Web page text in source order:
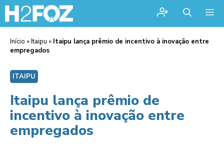
Início »Itaipu » Itaipu lança prêmio de incentivo à inovação entre
empregados
ITAIPU
Itaipu lança prêmio de
incentivo à inovação entre
empregados